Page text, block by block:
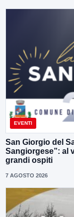
EVENTI
San Giorgio del
Sangiorgese”: al
grandi ospiti
7 AGOSTO 2026